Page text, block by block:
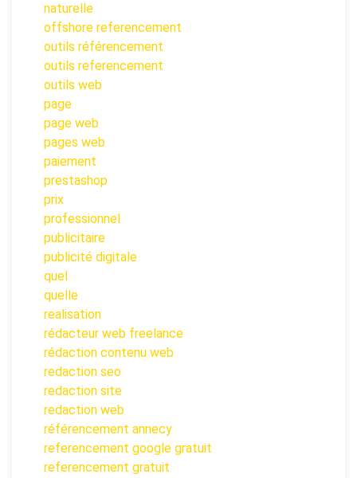
naturelle
offshore referencement
outils référencement
outils referencement
outils web
page
page web
pages web
paiement
prestashop
prix
professionnel
publicitaire
publicité digitale
quel
quelle
realisation
rédacteur web freelance
rédaction contenu web
redaction seo
redaction site
redaction web
référencement annecy
referencement google gratuit
referencement gratuit